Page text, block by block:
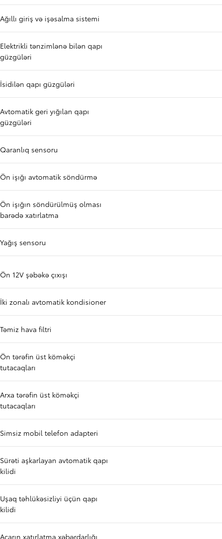
Ağıllı giriş və işəsalma sistemi
Elektrikli tənzimlənə bilən qapı
güzgüləri
İsidilən qapı güzgüləri
Avtomatik geri yığılan qapı
güzgüləri
Qaranlıq sensoru
Ön işığı avtomatik söndürmə
Ön işığın söndürülmüş olması
barədə xatırlatma
Yağış sensoru
Ön 12V şəbəkə çıxışı
İki zonalı avtomatik kondisioner
Təmiz hava filtri
Ön tərəfin üst köməkçi
tutacaqları
Arxa tərəfin üst köməkçi
tutacaqları
Simsiz mobil telefon adapteri
Sürəti aşkarlayan avtomatik qapı
kilidi
Uşaq təhlükəsizliyi üçün qapı
kilidi
Açarın xatırlatma xəbərdarlığı